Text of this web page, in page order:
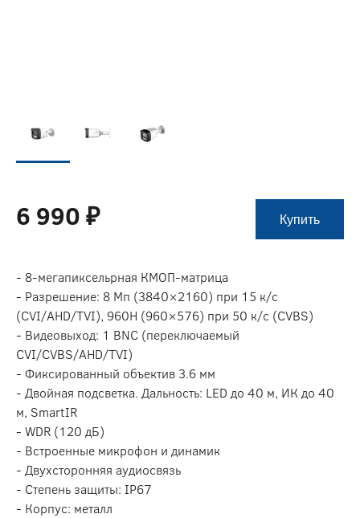
6 990 ₽ Купить
- 8-мегапиксельрная КМОП-матрица
- Разрешение: 8 Мп (3840×2160) при 15 к/c
(CVI/AHD/TVI), 960H (960×576) при 50 к/с (CVBS)
- Видеовыход: 1 BNC (переключаемый
CVI/CVBS/AHD/TVI)
- Фиксированный объектив 3.6 мм
- Двойная подсветка. Дальность: LED до 40 м, ИК до 40
м, SmartIR
- WDR (120 дБ)
- Встроенные микрофон и динамик
- Двухсторонняя аудиосвязь
- Степень защиты: IP67
- Корпус: металл